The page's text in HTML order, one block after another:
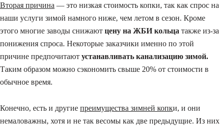
Вторая причина — это низкая стоимость копки, так как спрос на
наши услуги зимой намного ниже, чем летом в сезон. Кроме
этого многие заводы снижают цену на ЖБИ кольца также из-за
понижения спроса. Некоторые заказчики именно по этой
причине предпочитают устанавливать канализацию зимой.
Таким образом можно сэкономить свыше 20% от стоимости в
обычное время.
Конечно, есть и другие преимущества зимней копки, и они
немаловажны, хотя и не так весомы как две предыдущие. Из них